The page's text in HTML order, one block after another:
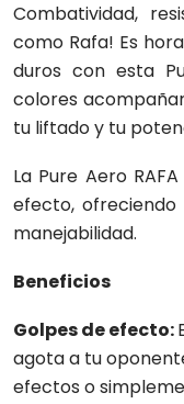
Combatividad,
como Rafa! Es
duros con esta
colores
tu liftado y tu
La Pure Aero
efecto,
manejabilidad.
Beneficios
Golpes de efecto:
agota a tu
efectos o